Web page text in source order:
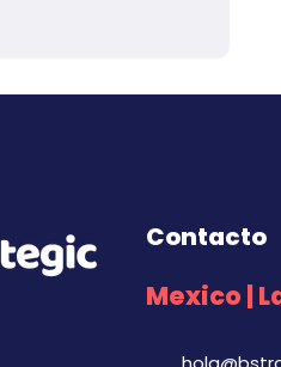
Contacto
Mexico |